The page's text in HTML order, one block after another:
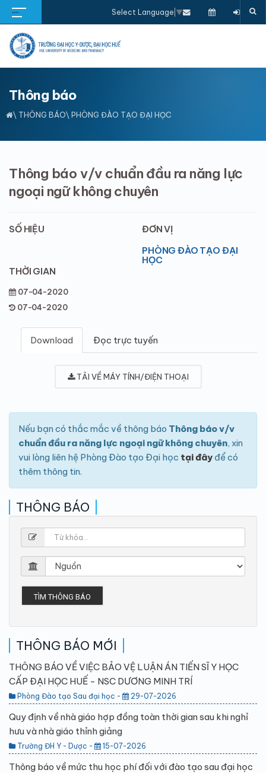
Select Language ▼
Thông báo
\ THÔNG BÁO\ PHÒNG ĐÀO TẠO ĐẠI HỌC
Thông báo v/v chuẩn đầu ra năng lực
ngoại ngữ không chuyên
SỐ HIỆU
ĐƠN VỊ
PHÒNG ĐÀO TẠO ĐẠI
HỌC
THỜI GIAN
07-04-2020
07-04-2020
Download Đọc trực tuyến
TẢI VỀ MÁY TÍNH/ĐIỆN THOẠI
Nếu bạn có thắc mắc về thông báo Thông báo v/v
chuẩn đầu ra năng lực ngoại ngữ không chuyên, xin
vui lòng liên hệ Phòng Đào tạo Đại học tại đây để có
thêm thông tin.
THÔNG BÁO
TÌM THÔNG BÁO
THÔNG BÁO MỚI
THÔNG BÁO VỀ VIỆC BẢO VỆ LUẬN ÁN TIẾN SĨ Y HỌC
CẤP ĐẠI HỌC HUẾ - NSC DƯƠNG MINH TRÍ
Phòng Đào tạo Sau đại học - 29-07-2026
Quy định về nhà giáo hợp đồng toàn thời gian sau khi nghỉ
hưu và nhà giáo thỉnh giảng
Trường ĐH Y - Dược - 15-07-2026
Thông báo về mức thu học phí đối với đào tạo sau đại học